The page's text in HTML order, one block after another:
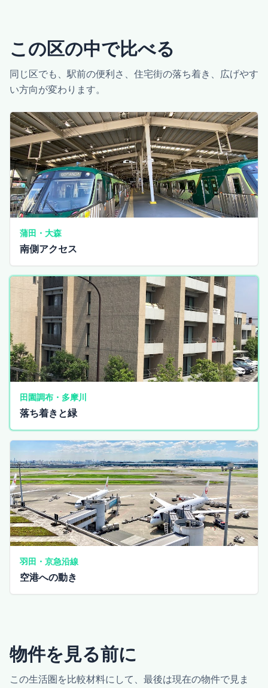
この区の中で比べる
同じ区でも、駅前の便利さ、住宅街の落ち着き、広げやす
い方向が変わります。
蒲田・大森
南側アクセス
田園調布・多摩川
落ち着きと緑
羽田・京急沿線
空港への動き
物件を見る前に
この生活圏を比較材料にして、最後は現在の物件で見ま